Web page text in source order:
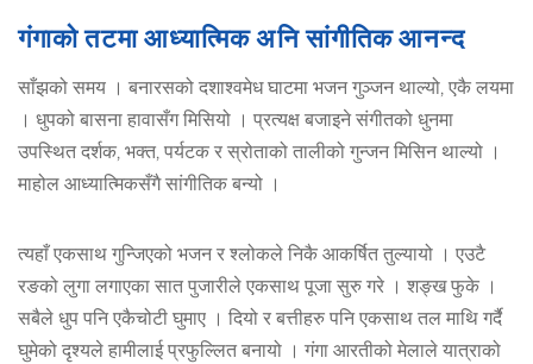
गंगाको तटमा आध्यात्मिक अनि सांगीतिक आनन्द
साँझको समय । बनारसको दशाश्वमेध घाटमा भजन गुञ्जन थाल्यो, एकै लयमा
। धुपको बासना हावासँग मिसियो । प्रत्यक्ष बजाइने संगीतको धुनमा
उपस्थित दर्शक, भक्त, पर्यटक र स्रोताको तालीको गुन्जन मिसिन थाल्यो ।
माहोल आध्यात्मिकसँगै सांगीतिक बन्यो ।
त्यहाँ एकसाथ गुन्जिएको भजन र श्लोकले निकै आकर्षित तुल्यायो । एउटै
रङको लुगा लगाएका सात पुजारीले एकसाथ पूजा सुरु गरे । शङ्ख फुके ।
सबैले धुप पनि एकैचोटी घुमाए । दियो र बत्तीहरु पनि एकसाथ तल माथि गर्दै
घुमेको दृश्यले हामीलाई प्रफुल्लित बनायो । गंगा आरतीको मेलाले यात्राको